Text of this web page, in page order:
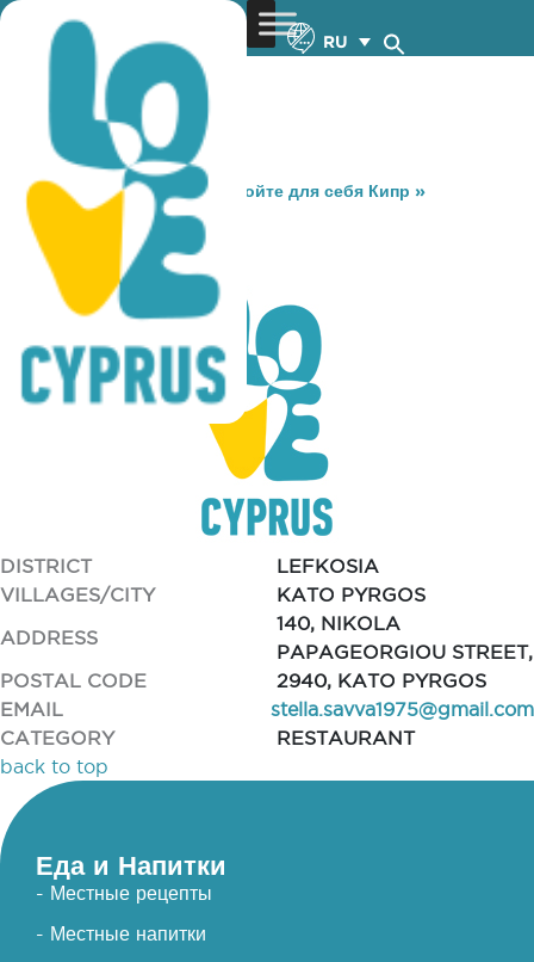
RU
You are here: Home »Откройте для себя Кипр »
Gastronomy
» OAK PLAZA
OAK PLAZA
DISTRICT
LEFKOSIA
VILLAGES/CITY
KATO PYRGOS
ADDRESS
140, NIKOLA
PAPAGEORGIOU STREET,
POSTAL CODE
2940, KATO PYRGOS
EMAIL
stella.savva1975@gmail.com
CATEGORY
RESTAURANT
back to top
Еда и Напитки
- Местные рецепты
- Местные напитки